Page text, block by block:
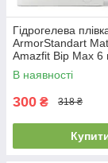
Гідрогелева
ArmorStandart
Amazfit Bip Max 6
(ARM92793)
В наявності
300 ₴ 318 ₴